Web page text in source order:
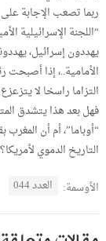
ربما تصعب الإجابة
“اللجنة الإسرائيلية
يهددون إسرائيل،
الأمامية..، إذا
التزاما راسخا لا
فهل بعد هذا يتشدق
“أوباما”، أم أن
التاريخ الدموي لأمريكا؟
الأوسمة: العدد 044